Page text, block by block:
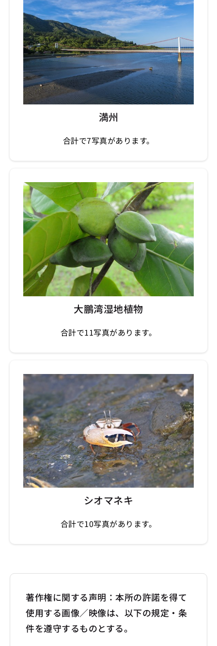
満州
合計で7写真があります。
大鵬湾湿地植物
合計で11写真があります。
シオマネキ
合計で10写真があります。
著作権に関する声明：本所の許諾を得て
使用する画像／映像は、以下の規定・条
件を遵守するものとする。